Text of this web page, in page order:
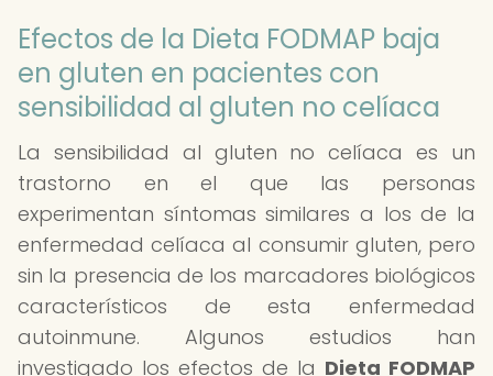
Efectos de la Dieta FODMAP baja
en gluten en pacientes con
sensibilidad al gluten no celíaca
La sensibilidad al gluten no celíaca es un
trastorno en el que las personas
experimentan síntomas similares a los de la
enfermedad celíaca al consumir gluten, pero
sin la presencia de los marcadores biológicos
característicos de esta enfermedad
autoinmune. Algunos estudios han
investigado los efectos de la Dieta FODMAP